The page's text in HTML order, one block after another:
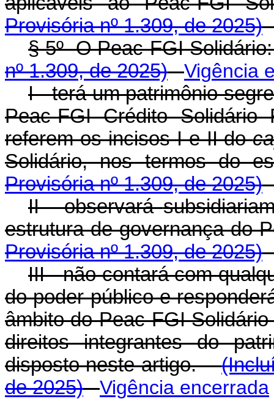
Provisória nº 1.309, de 2025)
§ 5º O Peac-FGI
nº 1.309, de 2025)
Vigência
I - terá um patrimônio
Peac-FGI Crédito
referem os incisos I e II do
Solidário, nos termos
Provisória nº 1.309, de 2025)
II - observará
estrutura de governança do
Provisória nº 1.309, de 2025)
III -não contará com
do poder público e
âmbito do Peac-FGI
direitos integrantes do
disposto neste artigo.
de 2025)
Vigência encerrada